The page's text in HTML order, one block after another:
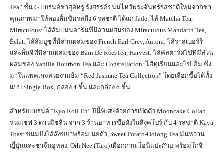
Tea” ชั้น G แบรนด์ชาสุดหรู รังสรรค์ขนมไหว้พระจันทร์รสชาติใหม่จากชา
คุณภาพมาให้ลองลิ้มชิมรสถึง 6 รสชาติ ได้แก่ Jade: ไส้ Matcha Tea,
Miraculous: ไส้ส้มแมนดารินที่มีส่วนผสมของ Miraculous Mandarin Tea,
Éclat: ไส้ส้มยูซุที่มีส่วนผสมของ French Earl Grey, Aurora: ไส้ราสเบอร์รี่
และลิ้นจี่ที่มีส่วนผสมของ Bain De RoesTea, Harvest: ไส้คัสตาร์ดไข่ที่มีส่วน
ผสมของ Vanilla Bourbon Tea และ Constellation: ไส้ทุเรียนและไข่เค็ม ซึ่ง
มาในแพคเกจสวยงามธีม “Red Jasmine Tea Collection” โดยเลือกซื้อได้ทั้ง
แบบ Single Box, กล่อง 4 ชิ้น และกล่อง 6 ชิ้น
สำหรับแบรนด์ “Kyo Roll En” ปีนี้พิเศษด้วยการเปิดตัว Mooncake Collab
รวมเชฟ 3 ดาวมิชลิน จาก 3 ร้านอาหารชื่อดังในสิงคโปร์ กับ 4 รสชาติ Kaya
Toast ขนมปังไส้สังขยาพร้อมเนยถั่ว, Sweet Potato-Oolong Tea มันหวาน
ญี่ปุ่นและชาจีนอู่หลง, Orh Nee (Taro) เผือกกวน โอนีแปะก๊วย พร้อมโกจิ